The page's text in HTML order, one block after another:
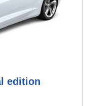
edition